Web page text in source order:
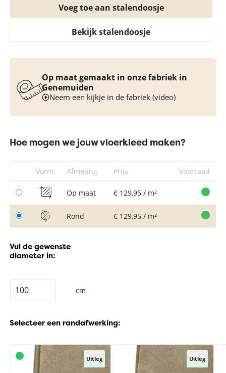
Voeg toe aan stalendoosje
Bekijk stalendoosje
Op maat gemaakt in onze fabriek in
Genemuiden
Neem een kijkje in de fabriek (video)
Hoe mogen we jouw vloerkleed maken?
Vorm Afmeting Prijs Voorraad
Op maat € 129,95 / m²
Rond € 129,95 / m²
Vul de gewenste
diameter in:
cm
Selecteer een randafwerking:
Uitleg Uitleg